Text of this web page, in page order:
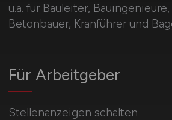
u.a. für Bauleiter,
Betonbauer, Kranführer und
Für Arbeitgeber
Stellenanzeigen schalten